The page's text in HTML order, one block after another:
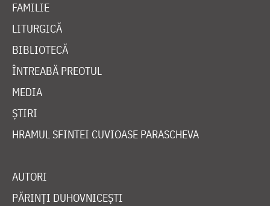
FAMILIE
LITURGICĂ
BIBLIOTECĂ
ÎNTREABĂ PREOTUL
MEDIA
ȘTIRI
HRAMUL SFINTEI CUVIOASE PARASCHEVA
AUTORI
PĂRINȚI DUHOVNICEȘTI